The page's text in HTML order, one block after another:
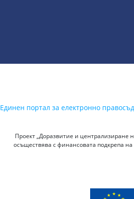
Единен портал за електронно
Проект „Доразвитие и централизиране
осъществява с финансовата подкрепа